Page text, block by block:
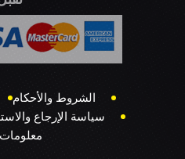
الشروط والأحكام
سياسة الإرجاع